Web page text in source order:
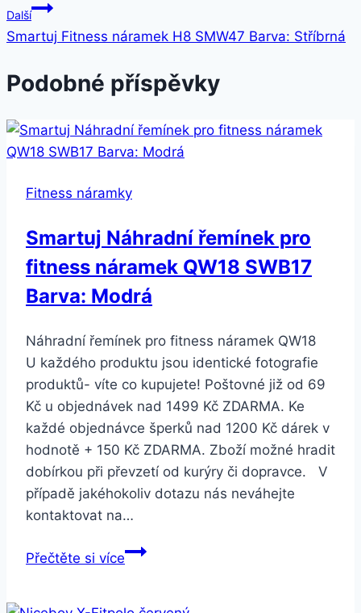
příspěvek
Další
Smartuj Fitness náramek H8 SMW47 Barva: Stříbrná
Podobné příspěvky
Fitness náramky
Smartuj Náhradní řemínek pro
fitness náramek QW18 SWB17
Barva: Modrá
Náhradní řemínek pro fitness náramek QW18
U každého produktu jsou identické fotografie
produktů- víte co kupujete! Poštovné již od 69
Kč u objednávek nad 1499 Kč ZDARMA. Ke
každé objednávce šperků nad 1200 Kč dárek v
hodnotě + 150 Kč ZDARMA. Zboží možné hradit
dobírkou při převzetí od kurýry či dopravce. V
případě jakéhokoliv dotazu nás neváhejte
kontaktovat na…
Přečtěte si víceSmartuj